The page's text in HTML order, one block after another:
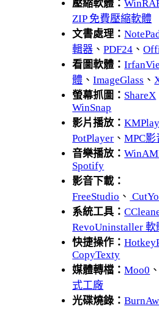
壓縮軟體：
ZIP 免費壓縮軟體
文書處理：
輯器 、PDF24 、
看圖軟體：
體 、ImageGlass 、
螢幕抓圖： ShareX
WinSnap
影片播放：
PotPlayer 、MPC
音樂播放：
Spotify
影音下載：
FreeStudio 、
系統工具：
RevoUninstaller
快捷操作：
CopyTexty
媒體轉檔：Moo0 、
式工廠
光碟燒錄：